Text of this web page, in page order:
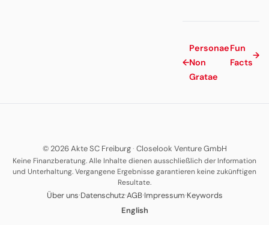
←
Personae
Non
Gratae
Fun
Facts
→
© 2026 Akte SC Freiburg· Closelook Venture GmbH
Keine Finanzberatung. Alle Inhalte dienen ausschließlich der Information
und Unterhaltung. Vergangene Ergebnisse garantieren keine zukünftigen
Resultate.
Über uns·Datenschutz·AGB·Impressum·Keywords
English